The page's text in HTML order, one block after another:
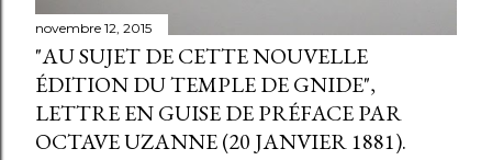
novembre 12, 2015
"AU SUJET DE CETTE NOUVELLE
ÉDITION DU TEMPLE DE GNIDE",
LETTRE EN GUISE DE PRÉFACE PAR
OCTAVE UZANNE (20 JANVIER 1881).